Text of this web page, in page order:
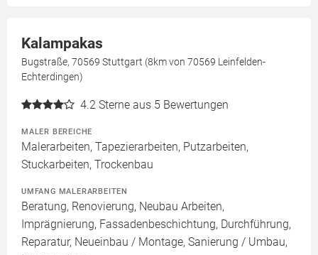
Kalampakas
Bugstraße, 70569 Stuttgart (8km von 70569 Leinfelden-
Echterdingen)
4.2 Sterne aus 5 Bewertungen
MALER BEREICHE
Malerarbeiten, Tapezierarbeiten, Putzarbeiten,
Stuckarbeiten, Trockenbau
UMFANG MALERARBEITEN
Beratung, Renovierung, Neubau Arbeiten,
Imprägnierung, Fassadenbeschichtung, Durchführung,
Reparatur, Neueinbau / Montage, Sanierung / Umbau,